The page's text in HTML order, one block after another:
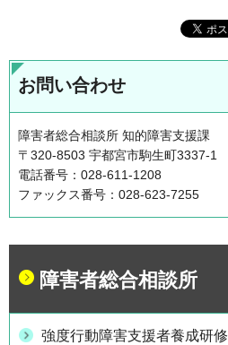
お問い合わせ
障害者総合相談所 知的障害支援課
〒320-8503 宇都宮市駒生町3337-1
電話番号：028-611-1208
ファックス番号：028-623-7255
障害者総合相談所
強度行動障害支援者養成研修